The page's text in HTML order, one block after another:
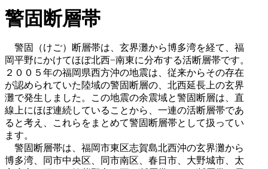
警固断層帯
警固（けご）断層帯は、玄界灘から博多湾を経て、福
岡平野にかけてほぼ北西−南東に分布する活断層帯です。
２００５年の福岡県西方沖の地震は、従来からその存在
が認められていた陸域の警固断層の、北西延長上の玄界
灘で発生しました。この地震の余震域と警固断層は、直
線上にほぼ連続していることから、一連の活断層帯であ
ると考え、これらをまとめて警固断層帯として扱ってい
ます。
警固断層帯は、福岡市東区志賀島北西沖の玄界灘から
博多湾、同市中央区、同市南区、春日市、大野城市、太